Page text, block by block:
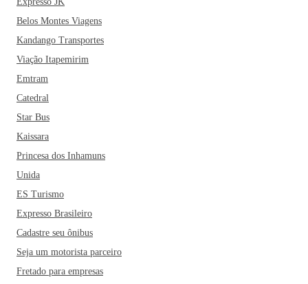
Belos Montes Viagens
Kandango Transportes
Viação Itapemirim
Emtram
Catedral
Star Bus
Kaissara
Princesa dos Inhamuns
Unida
ES Turismo
Expresso Brasileiro
Cadastre seu ônibus
Seja um motorista parceiro
Fretado para empresas